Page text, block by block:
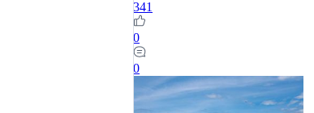
341
0
0